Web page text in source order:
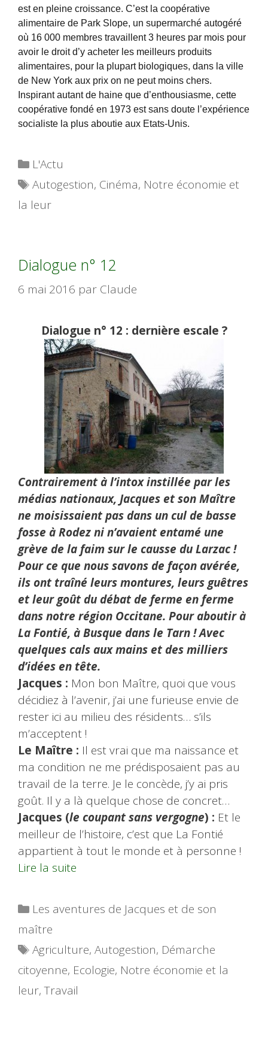
est en pleine croissance. C’est la coopérative
alimentaire de Park Slope, un supermarché autogéré
où 16 000 membres travaillent 3 heures par mois pour
avoir le droit d’y acheter les meilleurs produits
alimentaires, pour la plupart biologiques, dans la ville
de New York aux prix on ne peut moins chers.
Inspirant autant de haine que d’enthousiasme, cette
coopérative fondé en 1973 est sans doute l’expérience
socialiste la plus aboutie aux Etats-Unis.
Catégories
L'Actu
Étiquettes
Autogestion, Cinéma, Notre économie et
la leur
Dialogue n° 12
6 mai 2016 par Claude
Dialogue n° 12 : dernière escale ?
Contrairement à l’intox instillée par les
médias nationaux, Jacques et son Maître
ne moisissaient pas dans un cul de basse
fosse à Rodez ni n’avaient entamé une
grève de la faim sur le causse du Larzac !
Pour ce que nous savons de façon avérée,
ils ont traîné leurs montures, leurs guêtres
et leur goût du débat de ferme en ferme
dans notre région Occitane. Pour aboutir à
La Fontié, à Busque dans le Tarn ! Avec
quelques cals aux mains et des milliers
d’idées en tête.
Jacques : Mon bon Maître, quoi que vous
décidiez à l’avenir, j’ai une furieuse envie de
rester ici au milieu des résidents… s’ils
m’acceptent !
Le Maître : Il est vrai que ma naissance et
ma condition ne me prédisposaient pas au
travail de la terre. Je le concède, j’y ai pris
goût. Il y a là quelque chose de concret…
Jacques (le coupant sans vergogne) : Et le
meilleur de l’histoire, c’est que La Fontié
appartient à tout le monde et à personne !
Lire la suite
Catégories
Les aventures de Jacques et de son
maître
Étiquettes
Agriculture,Autogestion, Démarche
citoyenne, Ecologie, Notre économie et la
leur,Travail